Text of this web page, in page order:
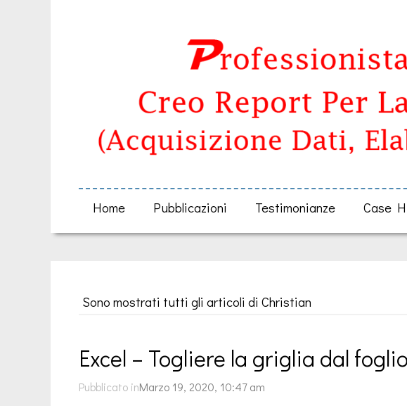
Home Pubblicazioni Testimonianze Case
Sono mostrati tutti gli articoli di Christian
Excel – Togliere la griglia dal
Pubblicato inMarzo 19, 2020, 10:47 am